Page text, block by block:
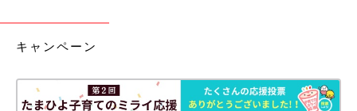
キャンペーン